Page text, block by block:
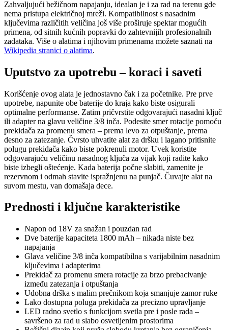
Zahvaljujući bežičnom napajanju, idealan je i za rad na terenu gde
nema pristupa električnoj mreži. Kompatibilnost s nasadnim
ključevima različitih veličina još više proširuje spektar mogućih
primena, od sitnih kućnih popravki do zahtevnijih profesionalnih
zadataka. Više o alatima i njihovim primenama možete saznati na
Wikipedia stranici o alatima.
Uputstvo za upotrebu – koraci i saveti
Korišćenje ovog alata je jednostavno čak i za početnike. Pre prve
upotrebe, napunite obe baterije do kraja kako biste osigurali
optimalne performanse. Zatim pričvrstite odgovarajući nasadni ključ
ili adapter na glavu veličine 3/8 inča. Podesite smer rotacije pomoću
prekidača za promenu smera – prema levo za otpuštanje, prema
desno za zatezanje. Čvrsto uhvatite alat za dršku i lagano pritisnite
polugu prekidača kako biste pokrenuli motor. Uvek koristite
odgovarajuću veličinu nasadnog ključa za vijak koji radite kako
biste izbegli oštećenje. Kada baterija počne slabiti, zamenite je
rezervnom i odmah stavite ispražnjenu na punjač. Čuvajte alat na
suvom mestu, van domašaja dece.
Prednosti i ključne karakteristike
Napon od 18V za snažan i pouzdan rad
Dve baterije kapaciteta 1800 mAh – nikada niste bez
napajanja
Glava veličine 3/8 inča kompatibilna s varijabilnim nasadnim
ključevima i adapterima
Prekidač za promenu smera rotacije za brzo prebacivanje
između zatezanja i otpuštanja
Udobna drška s malim prečnikom koja smanjuje zamor ruke
Lako dostupna poluga prekidača za precizno upravljanje
LED radno svetlo s funkcijom svetla pre i posle rada –
savršeno za rad u slabo osvetljenim prostorima